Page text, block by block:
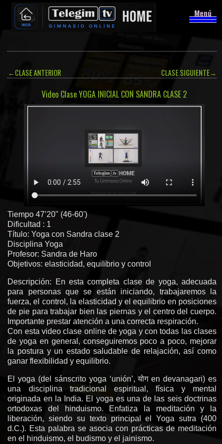
Menú
←CLASE ANTERIOR CLASE SIGUIENTE→
Video Clase YOGA INICIAL CON SANDRA CLASE 2
Tiempo 47’20" (46-60')
Dificultad : 1
Título: Yoga con Sandra clase 2
Disciplina Yoga
Profesor: Sandra de Haro
Objetivos: elasticidad, equilibrio y control
Descripción: En esta completa clase de yoga, adecuada
para personas que se están iniciando, trabajaremos la
fuerza, el control, la elasticidad y el equilibrio en posiciones
de pie para trabajar bien las piernas y el centro del cuerpo.
Importante prestar atención a una correcta respiración.
Con esta video clase online de yoga y con todas las clases
de yoga en general, conseguiremos poco a poco, mejorar
la postura y un estado saludable de relajación, así como
ganar flexibilidad y equilibrio.
El yoga (del sánscrito yoga ‘unión’, योग en devanagari) es
una disciplina tradicional espiritual, física y mental
originada en la India. El yoga es una de las seis doctrinas
ortodoxas del hinduismo. Enfatiza la meditación y la
liberación, siendo su texto principal el Yoga sutra (400
d.C.). Esta palabra se asocia con prácticas de meditación
en el hinduismo, el budismo y el jainismo.